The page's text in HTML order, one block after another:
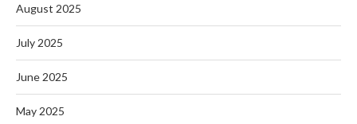
August 2025
July 2025
June 2025
May 2025